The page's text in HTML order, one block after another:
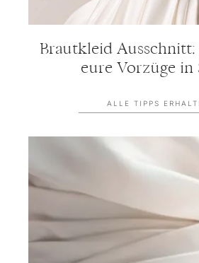
Brautkleid Ausschnitt:
eure Vorzüge in
ALLE TIPPS